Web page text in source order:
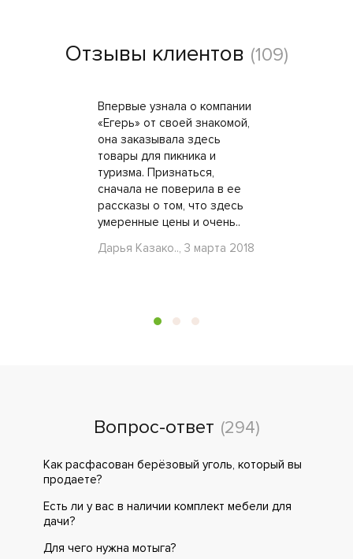
Отзывы клиентов (109)
Впервые узнала о компании
«Егерь» от своей знакомой,
она заказывала здесь
товары для пикника и
туризма. Признаться,
сначала не поверила в ее
рассказы о том, что здесь
умеренные цены и очень..
Дарья Казако.., 3 марта 2018
Вопрос-ответ (294)
Как расфасован берёзовый уголь, который вы
продаете?
Есть ли у вас в наличии комплект мебели для
дачи?
Для чего нужна мотыга?